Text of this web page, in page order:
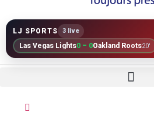
LJ SPORTS 3 live
Las Vegas Lights0 – 0Oakland Roots20'